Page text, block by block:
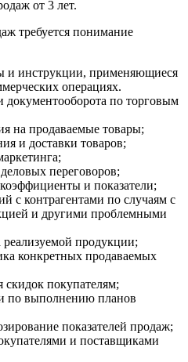
от 3 лет.
требуется понимание
и инструкции, применяющиеся
операциях.
по торговым
на продаваемые товары;
и доставки товаров;
переговоров;
и показатели;
с контрагентами по случаям с
и другими проблемными
реализуемой продукции;
конкретных продаваемых
скидок покупателям;
по выполнению планов
показателей продаж;
и поставщиками